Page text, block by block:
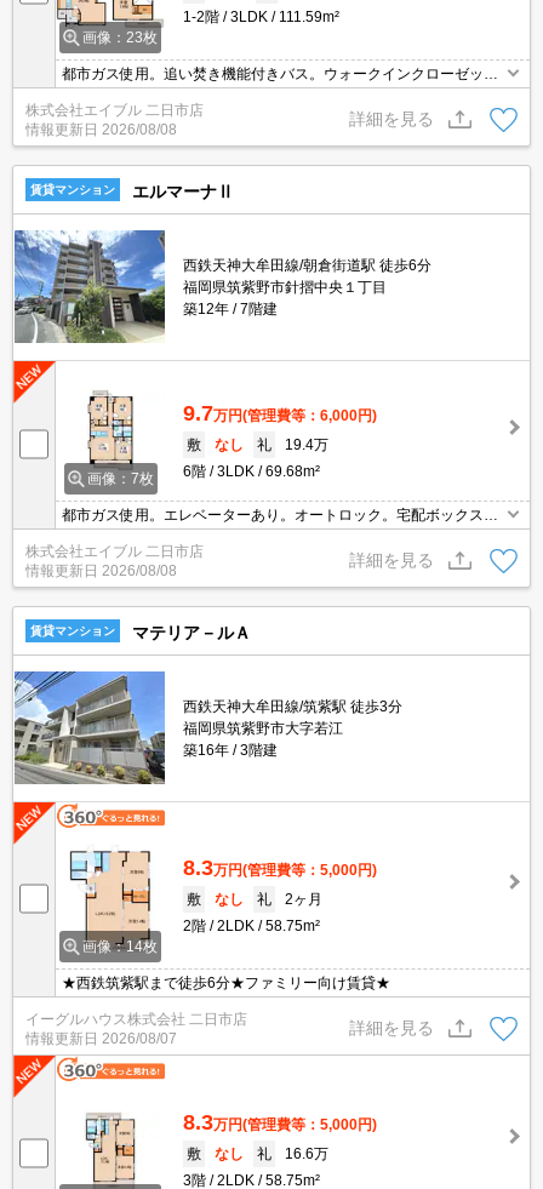
画像：23枚
1-2階
3LDK 111.59m²
都市ガス使用。追い焚き機能付きバス。ウォークインクローゼット
付き。
株式会社エイブル 二日市店
情報更新日 2026/08/08
詳細を見る
賃貸マンション エルマーナⅡ
西鉄天神大牟田線/朝倉街道駅 徒歩6分
福岡県筑紫野市針摺中央１丁目
築12年
7階建
画像：7枚
9.7万円(管理費等：6,000円)
敷
なし 礼
19.4万
6階
3LDK 69.68m²
都市ガス使用。エレベーターあり。オートロック。宅配ボックスあ
り。洗面化粧台付き。温水洗浄便座付き。カウンターキッチン。TV
インターホン付き。ウォークインクローゼット付き。
株式会社エイブル 二日市店
情報更新日 2026/08/08
詳細を見る
賃貸マンション マテリア－ルＡ
西鉄天神大牟田線/筑紫駅 徒歩3分
福岡県筑紫野市大字若江
築16年
3階建
画像：14枚
8.3万円(管理費等：5,000円)
敷
なし 礼
2ヶ月
2階
2LDK 58.75m²
★西鉄筑紫駅まで徒歩6分★ファミリー向け賃貸★
イーグルハウス株式会社 二日市店
情報更新日 2026/08/07
詳細を見る
8.3万円(管理費等：5,000円)
敷
なし 礼
16.6万
3階
2LDK 58.75m²